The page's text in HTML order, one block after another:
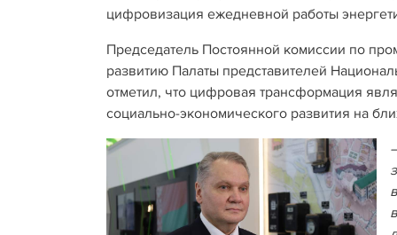
цифровизация ежедневной работы
Председатель Постоянной комиссии по
развитию Палаты представителей
отметил, что цифровая трансформация
социально-экономического развития на